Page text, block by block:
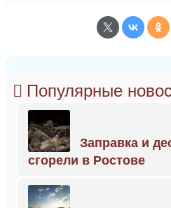
Популярные
Заправка и
сгорели в Ростове